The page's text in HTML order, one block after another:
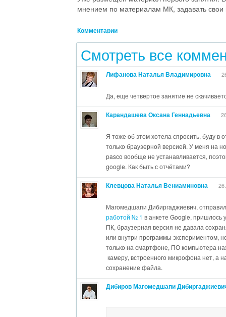
мнением по материалам МК, задавать свои
Комментарии
Смотреть все
Лифанова Наталья Владимировна
Да, еще четвертое занятие не
Карандашева Оксана Геннадьевна
Я тоже об этом хотела спросить, буду в
только браузерной версией. У меня на
pasco вообще не устанавливается,
google. Как быть с отчётами?
Клевцова Наталья Вениаминовна
Магомедшапи Дибиргаджиевич,
работой № 1 в анкете Google, пришлось
ПК, браузерная версия не давала
или внутри программы экспериментом,
только на смартфоне, ПО компьютера
камеру, встроенного микрофона нет, а
сохранение файла.
Дибиров Магомедшапи